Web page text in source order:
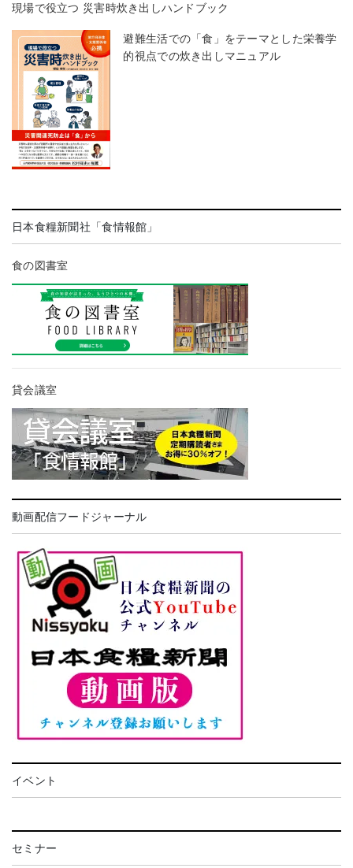
現場で役立つ 災害時炊き出しハンドブック
避難生活での「食」をテーマとした栄養学
的視点での炊き出しマニュアル
日本食糧新聞社「食情報館」
食の図書室
貸会議室
動画配信フードジャーナル
イベント
セミナー